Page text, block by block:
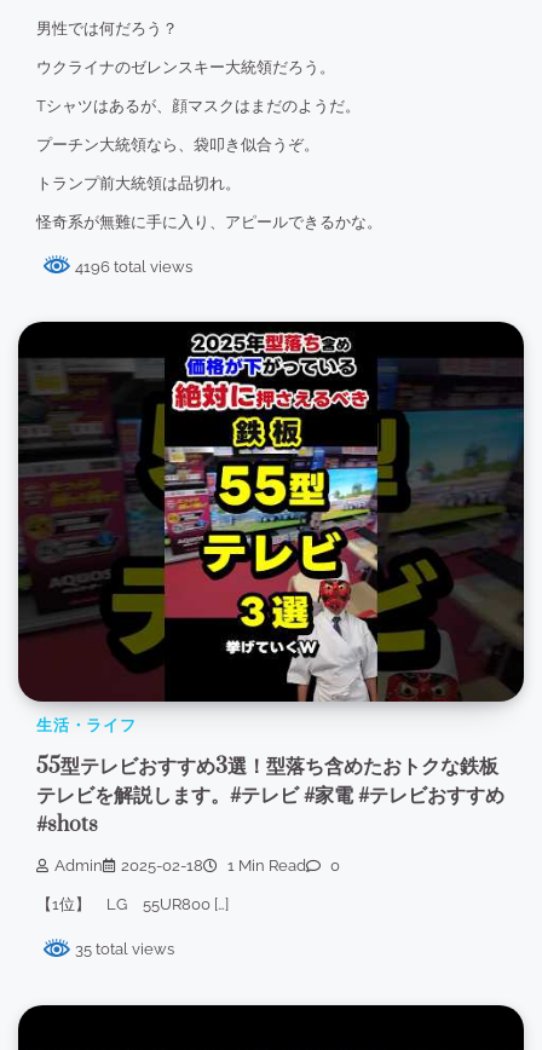
男性では何だろう？
ウクライナのゼレンスキー大統領だろう。
Tシャツはあるが、顔マスクはまだのようだ。
プーチン大統領なら、袋叩き似合うぞ。
トランプ前大統領は品切れ。
怪奇系が無難に手に入り、アピールできるかな。
4196 total views
生活・ライフ
55型テレビおすすめ3選！型落ち含めたおトクな鉄板
テレビを解説します。#テレビ #家電 #テレビおすすめ
#shots
Admin 2025-02-18 1 Min Read 0
【1位】 LG 55UR800 […]
35 total views